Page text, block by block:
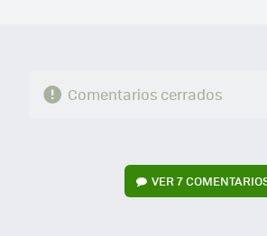
Comentarios cerrados
VER7